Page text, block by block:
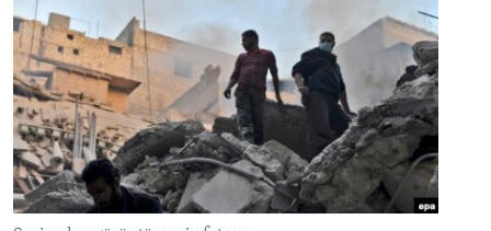
MULTIMEDIA
VIDEO
FOTOQALEREYA
İNFOQRAFIKA
KARIKATURA
RADIO ARXIV
OXU ZALI
AZƏRBAYCAN ƏDƏBIYYATI KITABXANASI
İSLAM VƏ DEMOKRATIYA
HAQQIMIZDA
MISSIYAMIZ
PEŞƏ ETIKASI VƏ JURNALISTIKA STANDARTLARIMIZ
BIZI IZLƏ